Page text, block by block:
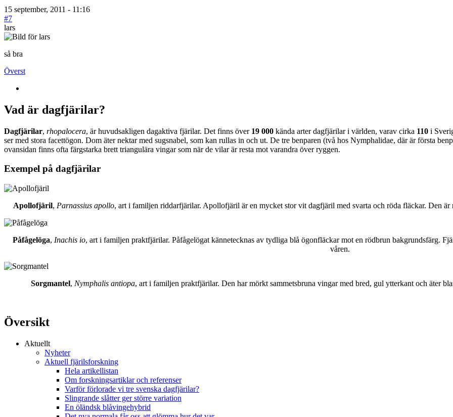
15 september, 2011 - 11:16
#7
lars
så bra
Överst
Vad är dagfjärilar?
Dagfjärilar, rhopalocera, är huvudsakligen dagaktiva fjärilar. Det finns över 19 000 kända arter dagfjärilar i världen, varav cirka 110 i
ser med stora facettögon. Dom äter nektar med sugsnabel, som kan rullas in och ut. De tre benparen (två hos Nymphalidae, där är första
ovansidan finns ofta färgstarka brett triangulära vingar som när de vilar är resta mot varandra över ryggen.
Exempel på dagfjärilar
Apollofjäril, Parnassius apollo, art i familjen riddarfjärilar. Apollofjäril är en mycket stor vit dagfjäril med svarta och röda fläckar. Den
Påfågelöga, Inachis io, art i familjen praktfjärilar. Påfågelögat kännetecknas av tydliga blå ögonfläckar mot en rödbrun bakgrundsfärg.
våren.
Sorgmantel, Nymphalis antiopa, art i familjen praktfjärilar. Den har mörkt sammetsbruna vingar med bred, gul ytterkant och äter
Översikt
Aktuellt
Nyheter
Aktuell fjärilsforskning
Hela artikellistan
Om forskningsartiklar och referenser
Varför förlorade vi tre svenska dagfjärilar?
Slingrande slåtter ger större variation
En öländsk blåvingehybrid